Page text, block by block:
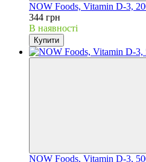
NOW Foods, Vitamin D-3,
344 грн
В наявності
Купити
NOW Foods, Vitamin D-3,